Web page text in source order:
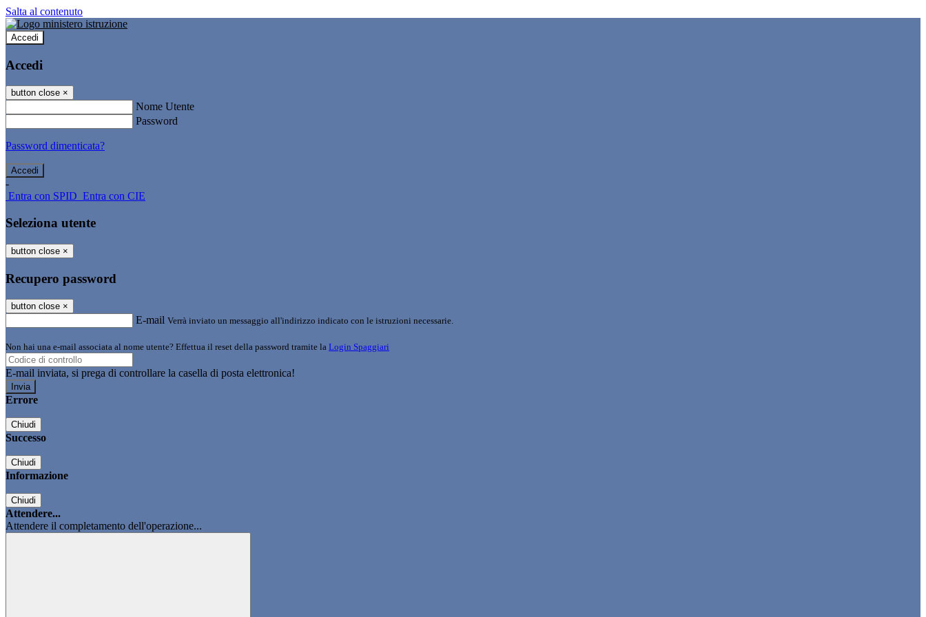
Salta al contenuto
Accedi
Accedi
button close ×
Nome Utente
Password
Password dimenticata?
-
Entra con SPID Entra con CIE
Seleziona utente
button close ×
Recupero password
button close ×
E-mail Verrà inviato un messaggio all'indirizzo indicato con le istruzioni necessarie.
Non hai una e-mail associata al nome utente? Effettua il reset della password tramite la Login Spaggiari
E-mail inviata, si prega di controllare la casella di posta elettronica!
Errore
Chiudi
Successo
Chiudi
Informazione
Chiudi
Attendere...
Attendere il completamento dell'operazione...